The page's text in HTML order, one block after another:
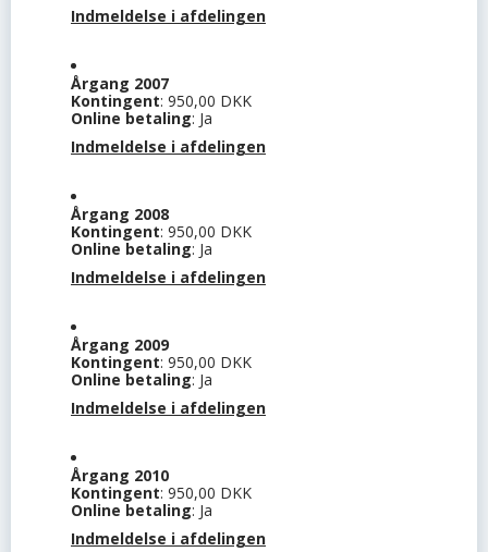
Indmeldelse i afdelingen
Årgang 2007
Kontingent: 950,00 DKK
Online betaling: Ja
Indmeldelse i afdelingen
Årgang 2008
Kontingent: 950,00 DKK
Online betaling: Ja
Indmeldelse i afdelingen
Årgang 2009
Kontingent: 950,00 DKK
Online betaling: Ja
Indmeldelse i afdelingen
Årgang 2010
Kontingent: 950,00 DKK
Online betaling: Ja
Indmeldelse i afdelingen